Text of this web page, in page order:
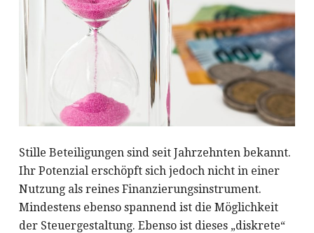
Stille Beteiligungen sind seit Jahrzehnten bekannt.
Ihr Potenzial erschöpft sich jedoch nicht in einer
Nutzung als reines Finanzierungsinstrument.
Mindestens ebenso spannend ist die Möglichkeit
der Steuergestaltung. Ebenso ist dieses „diskrete“